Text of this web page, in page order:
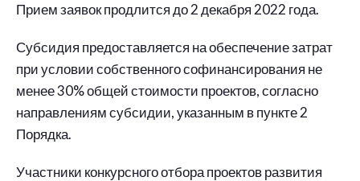
Прием заявок продлится до 2 декабря 2022 года.
Субсидия предоставляется на обеспечение затрат
при условии собственного софинансирования не
менее 30% общей стоимости проектов, согласно
направлениям субсидии, указанным в пункте 2
Порядка.
Участники конкурсного отбора проектов развития